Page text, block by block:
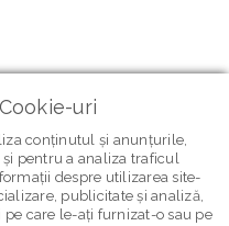
uri
conținutul și anunțurile,
pentru a analiza traficul
despre utilizarea site-
publicitate și analiză,
care le-ați furnizat-o sau pe